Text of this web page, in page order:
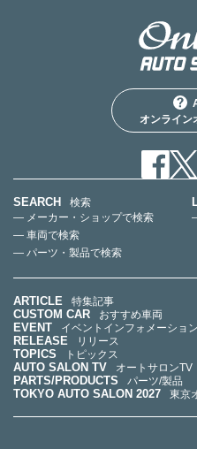
オンライン
SEARCH
検索
— メーカー・ショップで検索
— 車両で検索
— パーツ・製品で検索
ARTICLE 特集記事
CUSTOM CAR おすすめ車両
EVENT イベントインフォメーション
RELEASE リリース
TOPICS トピックス
AUTO SALON TV オートサロンTV
PARTS/PRODUCTS パーツ/製品
TOKYO AUTO SALON 2027 東京